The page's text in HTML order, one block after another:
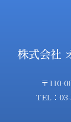
株式会社
〒110-
TEL：